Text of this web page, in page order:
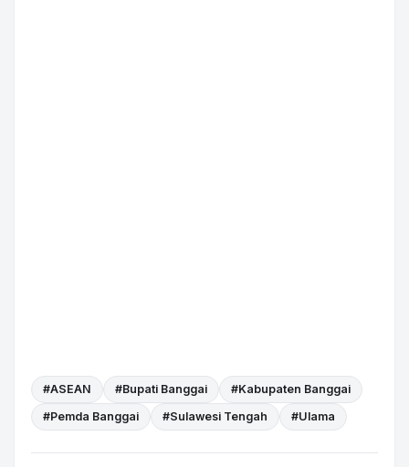
#ASEAN #Bupati Banggai
#Kabupaten Banggai
#Pemda Banggai
#Sulawesi Tengah #Ulama